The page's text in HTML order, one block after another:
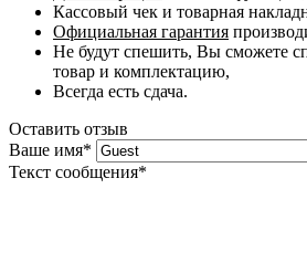
Кассовый чек и товарная
Официальная гарантия
Не будут спешить, Вы сможете
товар и комплектацию,
Всегда есть сдача.
Оставить отзыв
Ваше имя*
Текст сообщения*